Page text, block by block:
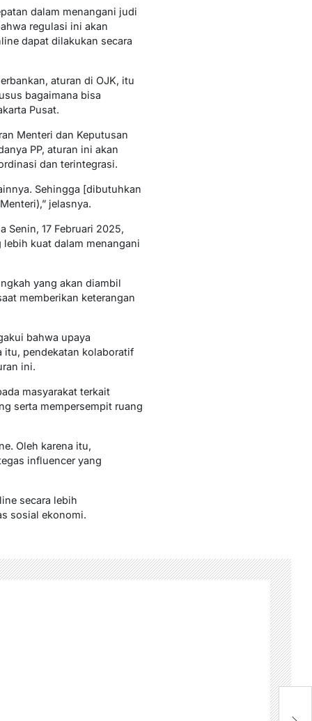
dalam menangani judi
regulasi ini akan
dapat dilakukan secara
aturan di OJK, itu
bagaimana bisa
Pusat.
Menteri dan Keputusan
PP, aturan ini akan
dan terintegrasi.
Sehingga [dibutuhkan
jelasnya.
Senin, 17 Februari 2025,
kuat dalam menangani
yang akan diambil
memberikan keterangan
bahwa upaya
itu, pendekatan kolaboratif
ini.
masyarakat terkait
serta mempersempit ruang
Oleh karena itu,
influencer yang
secara lebih
sosial ekonomi.